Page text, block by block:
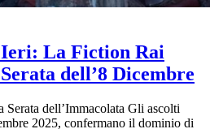
Ieri: La Fiction Rai
dell’8 Dicembre
Serata dell’Immacolata Gli ascolti
2025, confermano il dominio di